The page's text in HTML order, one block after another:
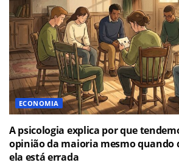
ECONOMIA
A psicologia explica por que
opinião da maioria mesmo quando
ela está errada